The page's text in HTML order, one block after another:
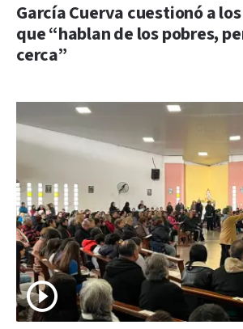
García Cuerva cuestionó a
que “hablan de los pobres,
cerca”